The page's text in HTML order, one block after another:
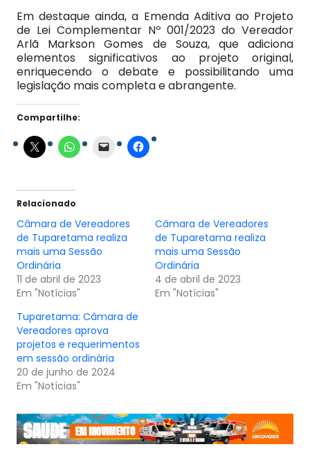
Em destaque ainda, a Emenda Aditiva ao Projeto
de Lei Complementar Nº 001/2023 do Vereador
Arlã Markson Gomes de Souza, que adiciona
elementos significativos ao projeto original,
enriquecendo o debate e possibilitando uma
legislação mais completa e abrangente.
Compartilhe:
Relacionado
Câmara de Vereadores
de Tuparetama realiza
mais uma Sessão
Ordinária
11 de abril de 2023
Em "Notícias"
Câmara de Vereadores
de Tuparetama realiza
mais uma Sessão
Ordinária
4 de abril de 2023
Em "Notícias"
Tuparetama: Câmara de
Vereadores aprova
projetos e requerimentos
em sessão ordinária
20 de junho de 2024
Em "Notícias"